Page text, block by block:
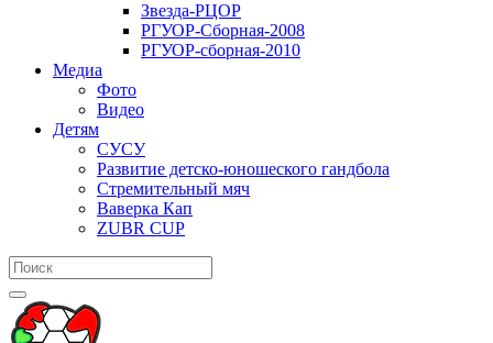
Звезда-РЦОР
РГУОР-Сборная-2008
РГУОР-сборная-2010
Медиа
Фото
Видео
Детям
СУСУ
Развитие детско-юношеского гандбола
Стремительный мяч
Ваверка Кап
ZUBR CUP